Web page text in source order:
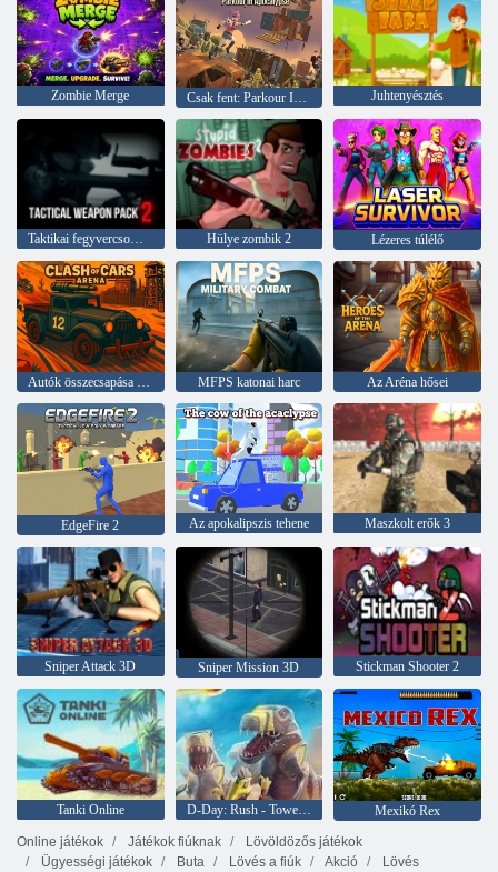
Zombie Merge Csak fent: Parkour In Apocalypse Juhtenyésztés
Taktikai fegyvercsomag 2 Hülye zombik 2 Lézeres túlélő
Autók összecsapása aréna MFPS katonai harc Az Aréna hősei
EdgeFire 2 Az apokalipszis tehene Maszkolt erők 3
Sniper Attack 3D Sniper Mission 3D Stickman Shooter 2
Tanki Online D-Day: Rush - Tower Defense
Mexikó Rex
Online játékok
Játékok fiúknak
Lövöldözős játékok
Ügyességi játékok
Buta Lövés a fiúk Akció
Lövés